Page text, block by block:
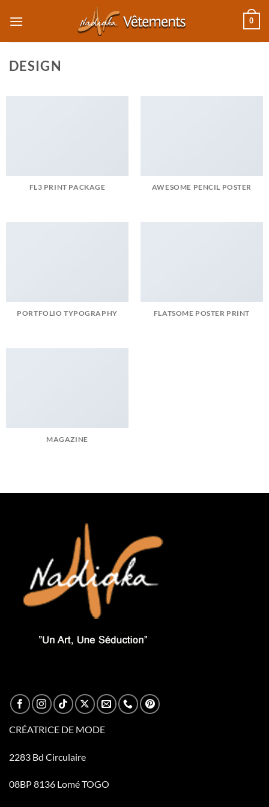
0
DESIGN
FL3 PRINT PACKAGE AWESOME PENCIL POSTER
PORTFOLIO TYPOGRAPHY FLATSOME POSTER PRINT
MAGAZINE
CRÉATRICE DE MODE
2283 Bd Circulaire
08BP 8136 Lomé TOGO